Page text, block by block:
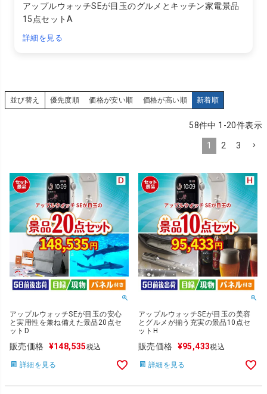
アップルウォッチSEが目玉のグルメとキッチン家電景品
15点セットA
詳細を見る
並び替え 優先度順 価格が安い順 価格が高い順 新着順
58件中 1 -20件表示
1 2 3
アップルウォッチSEが目玉の安心
と実用性を兼ね備えた景品20点セ
ットD
販売価格 ¥148,535税込
詳細を見る
アップルウォッチSEが目玉の美容
とグルメが揃う充実の景品10点セ
ットH
販売価格 ¥95,433税込
詳細を見る